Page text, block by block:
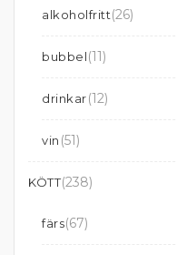
alkoholfritt(26)
bubbel(11)
drinkar(12)
vin (51)
KÖTT(238)
färs(67)